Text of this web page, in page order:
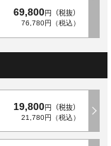
69,800円（税抜）
76,780円（税込）
19,800円（税抜）
21,780円（税込）